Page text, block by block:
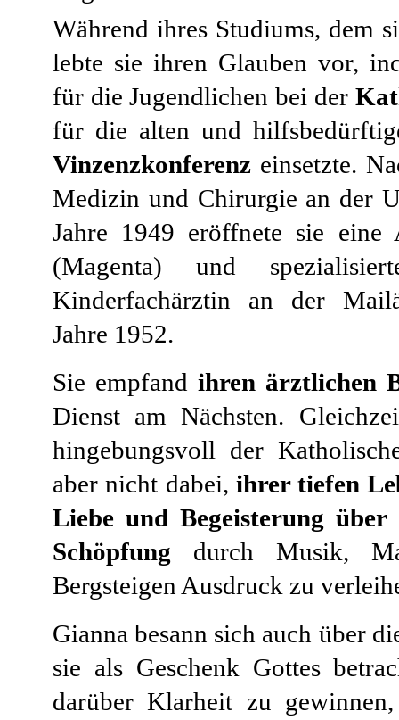
Während ihres Studiums, dem
lebte sie ihren Glauben vor,
für die Jugendlichen bei der
für die alten und
Vinzenzkonferenz einsetzte.
Medizin und Chirurgie an der
Jahre 1949 eröffnete sie eine
(Magenta) und
Kinderfachärztin an der
Jahre 1952.
Sie empfand ihren ärztlichen
Dienst am Nächsten.
hingebungsvoll der
aber nicht dabei, ihrer tiefen
Liebe und Begeisterung
Schöpfung durch Musik,
Bergsteigen Ausdruck zu
Gianna besann sich auch über
sie als Geschenk Gottes
darüber Klarheit zu